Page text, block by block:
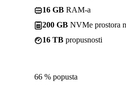
16 GB RAM-a
200 GB NVMe prostora
16 TB propusnosti
66 % popusta